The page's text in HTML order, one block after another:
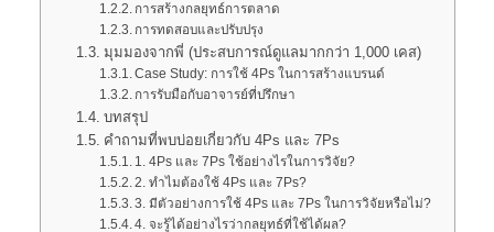
การสร้างกลยุทธ์การตลาด
การทดสอบและปรับปรุง
มุมมองจากพี่ (ประสบการณ์ดูแลมากกว่า 1,000 เคส)
Case Study: การใช้ 4Ps ในการสร้างแบรนด์
การรับมือกับอาจารย์ที่ปรึกษา
บทสรุป
คำถามที่พบบ่อยเกี่ยวกับ 4Ps และ 7Ps
1. 4Ps และ 7Ps ใช้อย่างไรในการวิจัย?
2. ทำไมต้องใช้ 4Ps และ 7Ps?
3. มีตัวอย่างการใช้ 4Ps และ 7Ps ในการวิจัยหรือไม่?
4. จะรู้ได้อย่างไรว่ากลยุทธ์ที่ใช้ได้ผล?